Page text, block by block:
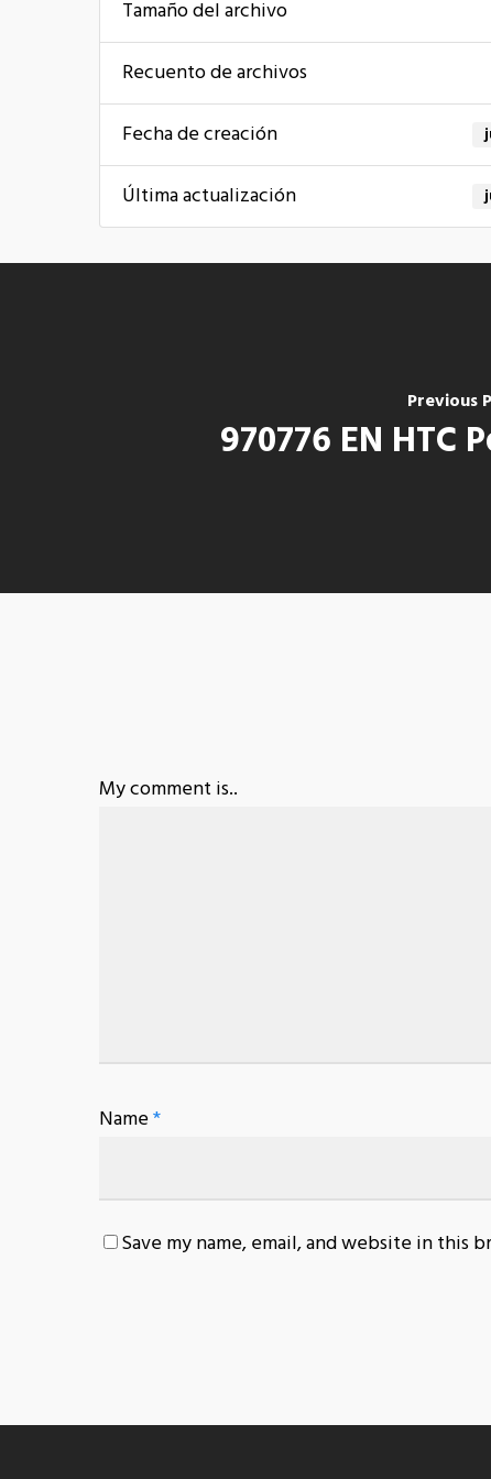
Tamaño del archivo
Recuento de archivos
Fecha de creación
Última actualización
Previous
970776 EN HTC
My comment is..
Name*
Save my name, email, and website in this